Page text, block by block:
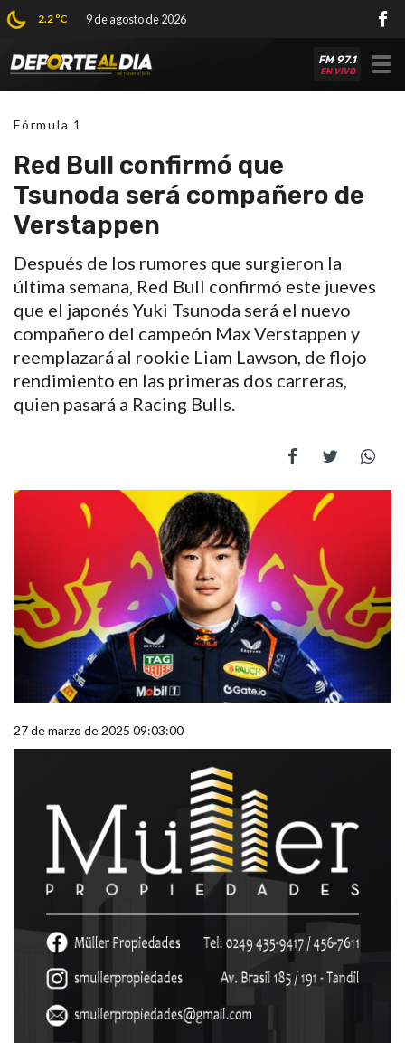
2.2 ºC 9 de agosto de 2026
FM 97.1
EN VIVO
Fórmula 1
Red Bull confirmó que
Tsunoda será compañero de
Verstappen
Después de los rumores que surgieron la
última semana, Red Bull confirmó este jueves
que el japonés Yuki Tsunoda será el nuevo
compañero del campeón Max Verstappen y
reemplazará al rookie Liam Lawson, de flojo
rendimiento en las primeras dos carreras,
quien pasará a Racing Bulls.
27 de marzo de 2025 09:03:00